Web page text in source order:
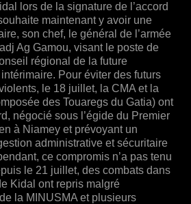
lors de la signature de l’accord
maintenant y avoir une
son chef, le général de l’armée
Ag Gamou, visant le poste de
régional de la future
Pour éviter des futurs
le 18 juillet, la CMA et la
des Touaregs du Gatia) ont
négocié sous l’égide du Premier
à Niamey et prévoyant un
administrative et sécuritaire
ce compromis n’a pas tenu
le 21 juillet, des combats dans
Kidal ont repris malgré
de la MINUSMA et plusieurs